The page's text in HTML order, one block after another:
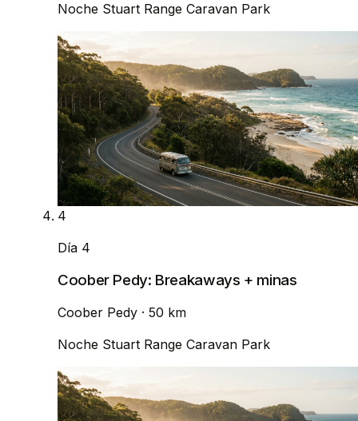
Noche Stuart Range Caravan Park
4
Día 4
Coober Pedy: Breakaways + minas
Coober Pedy · 50 km
Noche Stuart Range Caravan Park